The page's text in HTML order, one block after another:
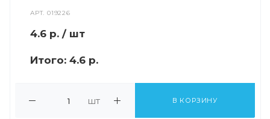
АРТ.019226
4.6 р. / шт
Итого: 4.6 р.
шт В КОРЗИНУ